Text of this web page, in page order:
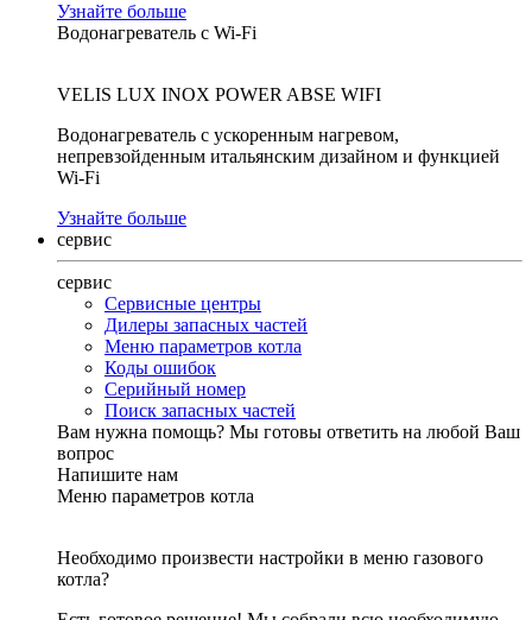
Узнайте больше
Водонагреватель с Wi-Fi
VELIS LUX INOX POWER ABSE WIFI
Водонагреватель с ускоренным нагревом,
непревзойденным итальянским дизайном и функцией
Wi-Fi
Узнайте больше
сервис
сервис
Сервисные центры
Дилеры запасных частей
Меню параметров котла
Коды ошибок
Серийный номер
Поиск запасных частей
Вам нужна помощь? Мы готовы ответить на любой Ваш
вопрос
Напишите нам
Меню параметров котла
Необходимо произвести настройки в меню газового
котла?